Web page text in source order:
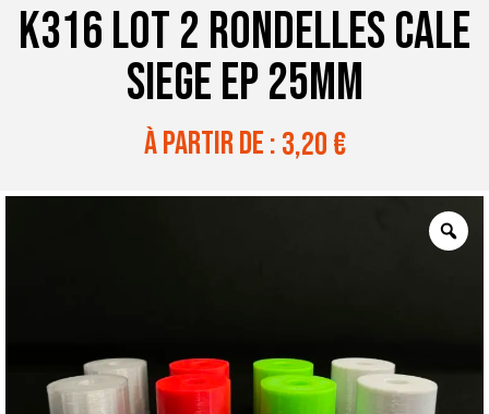
K316 LOT 2 RONDELLES CALE
SIEGE EP 25MM
à partir de :3,20€